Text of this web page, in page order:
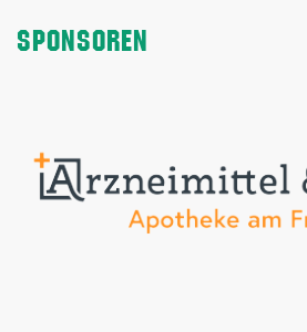
SPONSOREN